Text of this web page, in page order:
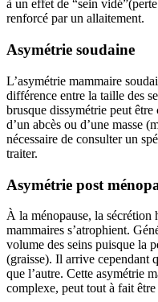
à un effet de “sein
renforcé par un allaitement.
Asymétrie soudaine
L’asymétrie mammaire
différence entre la taille des
brusque dissymétrie peut être
d’un abcès ou d’une masse
nécessaire de consulter un
traiter.
Asymétrie post
À la ménopause, la sécrétion
mammaires s’atrophient.
volume des seins puisque la
(graisse). Il arrive cependant
que l’autre. Cette asymétrie
complexe, peut tout à fait